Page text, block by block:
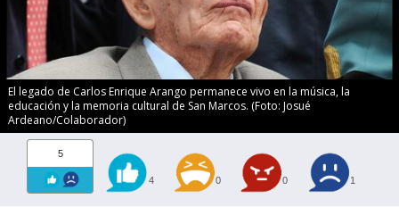
El legado de Carlos Enrique Arango permanece vivo en la música, la
educación y la memoria cultural de San Marcos. (Foto: Josué
Ardeano/Colaborador)
5
4 0 0 1